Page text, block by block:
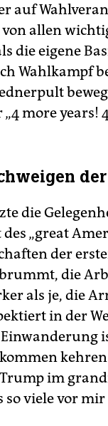
auf
allen
die eigene
Wahlkampf
more years!
die
„great
der
die
als je, die
in der
im
so viele vor